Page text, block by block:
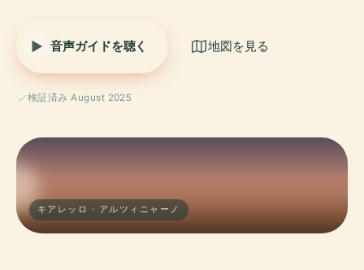
音声ガイドを聴く 地図を見る
検証済み August 2025
キアレッロ · アルツィニャーノ